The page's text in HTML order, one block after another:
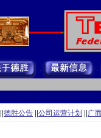
||德胜公告 ||公司运营计划 ||广